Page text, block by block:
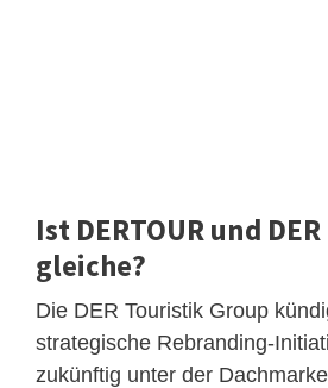
Ist DERTOUR und
gleiche?
Die DER Touristik Group
strategische Rebranding-
zukünftig unter der